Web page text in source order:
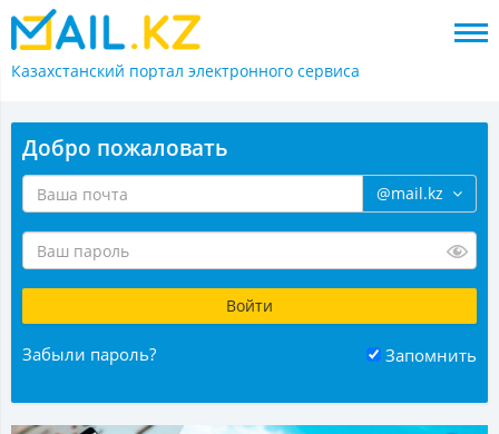
Казахстанский портал электронного сервиса
Добро пожаловать
@mail.kz
Забыли пароль? Запомнить